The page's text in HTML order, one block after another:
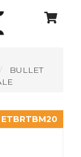
BULLET
ETBRTBM20